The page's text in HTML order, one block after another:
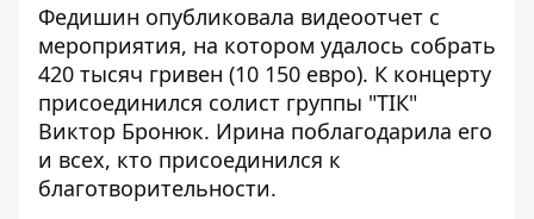
Федишин опубликовала видеоотчет с
мероприятия, на котором удалось собрать
420 тысяч гривен (10 150 евро). К концерту
присоединился солист группы "ТІК"
Виктор Бронюк. Ирина поблагодарила его
и всех, кто присоединился к
благотворительности.